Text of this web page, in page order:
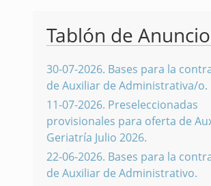
Tablón de
30-07-2026. Bases para la
de Auxiliar de Administrativa/o.
11-07-2026. Preseleccionadas
provisionales para oferta de
Geriatría Julio 2026.
22-06-2026. Bases para la
de Auxiliar de Administrativo.